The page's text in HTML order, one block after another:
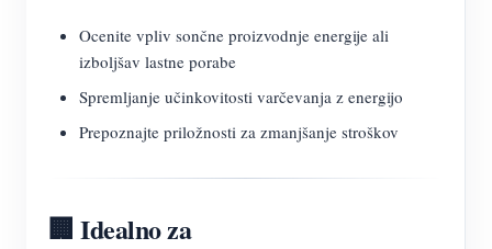
Ocenite vpliv sončne proizvodnje energije ali
izboljšav lastne porabe
Spremljanje učinkovitosti varčevanja z energijo
Prepoznajte priložnosti za zmanjšanje stroškov
🏢 Idealno za